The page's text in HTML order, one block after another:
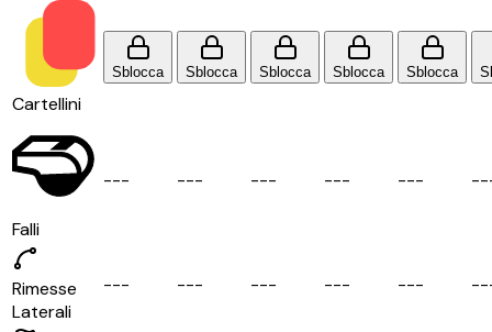
Cartellini
Sblocca Sblocca Sblocca Sblocca Sblocca
Falli
--- --- --- --- --- --
Rimesse
Laterali
--- --- --- --- --- --